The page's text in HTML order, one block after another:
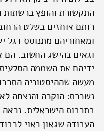
התקשורת והופץ ברשתות
רותם אוחזים בשלט
ומאחוריהם מתנוסס דגל
וגאים בהישג החשוב. הם
ידיהם את השממה
מעשה שההיסטוריה
נשכרת: הוקרה והנצחה
בתרבות הישראלית.
העבודה שגאון ראוי